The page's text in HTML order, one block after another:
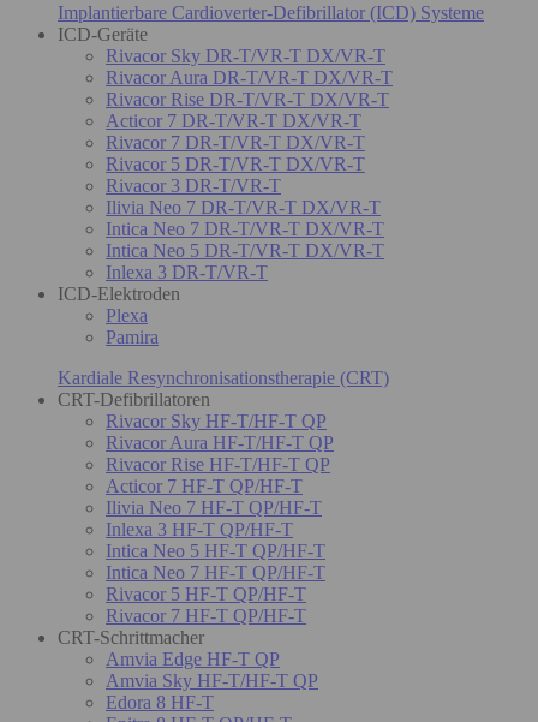
Implantierbare Cardioverter-Defibrillator (ICD) Systeme
ICD-Geräte
Rivacor Sky DR-T/VR-T DX/VR-T
Rivacor Aura DR-T/VR-T DX/VR-T
Rivacor Rise DR-T/VR-T DX/VR-T
Acticor 7 DR-T/VR-T DX/VR-T
Rivacor 7 DR-T/VR-T DX/VR-T
Rivacor 5 DR-T/VR-T DX/VR-T
Rivacor 3 DR-T/VR-T
Ilivia Neo 7 DR-T/VR-T DX/VR-T
Intica Neo 7 DR-T/VR-T DX/VR-T
Intica Neo 5 DR-T/VR-T DX/VR-T
Inlexa 3 DR-T/VR-T
ICD-Elektroden
Plexa
Pamira
Kardiale Resynchronisationstherapie (CRT)
CRT-Defibrillatoren
Rivacor Sky HF-T/HF-T QP
Rivacor Aura HF-T/HF-T QP
Rivacor Rise HF-T/HF-T QP
Acticor 7 HF-T QP/HF-T
Ilivia Neo 7 HF-T QP/HF-T
Inlexa 3 HF-T QP/HF-T
Intica Neo 5 HF-T QP/HF-T
Intica Neo 7 HF-T QP/HF-T
Rivacor 5 HF-T QP/HF-T
Rivacor 7 HF-T QP/HF-T
CRT-Schrittmacher
Amvia Edge HF-T QP
Amvia Sky HF-T/HF-T QP
Edora 8 HF-T